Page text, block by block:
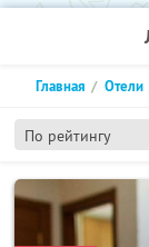
По рейтингу
Главная Отели